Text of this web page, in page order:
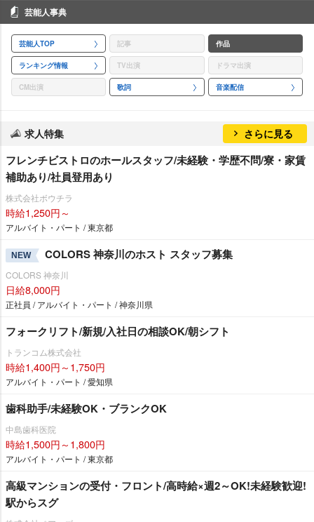
芸能人事典
芸能人TOP 記事 作品
ランキング情報 TV出演 ドラマ出演
CM出演 歌詞 音楽配信
求人特集 さらに見る
フレンチビストロのホールスタッフ/未経験・学歴不問/寮・家賃
補助あり/社員登用あり
株式会社ボウチラ
時給1,250円～
アルバイト・パート / 東京都
NEW COLORS 神奈川のホスト スタッフ募集
COLORS 神奈川
日給8,000円
正社員 / アルバイト・パート / 神奈川県
フォークリフト/新規/入社日の相談OK/朝シフト
トランコム株式会社
時給1,400円～1,750円
アルバイト・パート / 愛知県
歯科助手/未経験OK・ブランクOK
中島歯科医院
時給1,500円～1,800円
アルバイト・パート / 東京都
高級マンションの受付・フロント/高時給×週2～OK!未経験歓迎!
駅からスグ